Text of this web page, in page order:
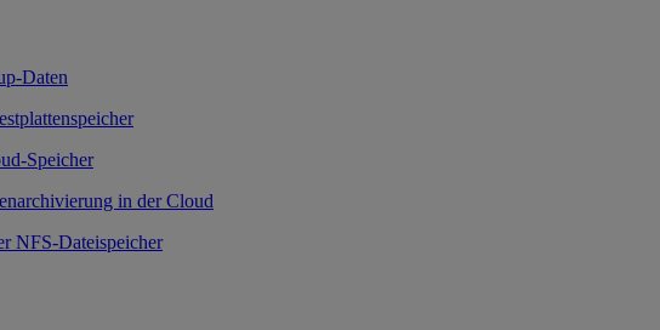
Daten
Speicher
in der Cloud
NFS-Dateispeicher